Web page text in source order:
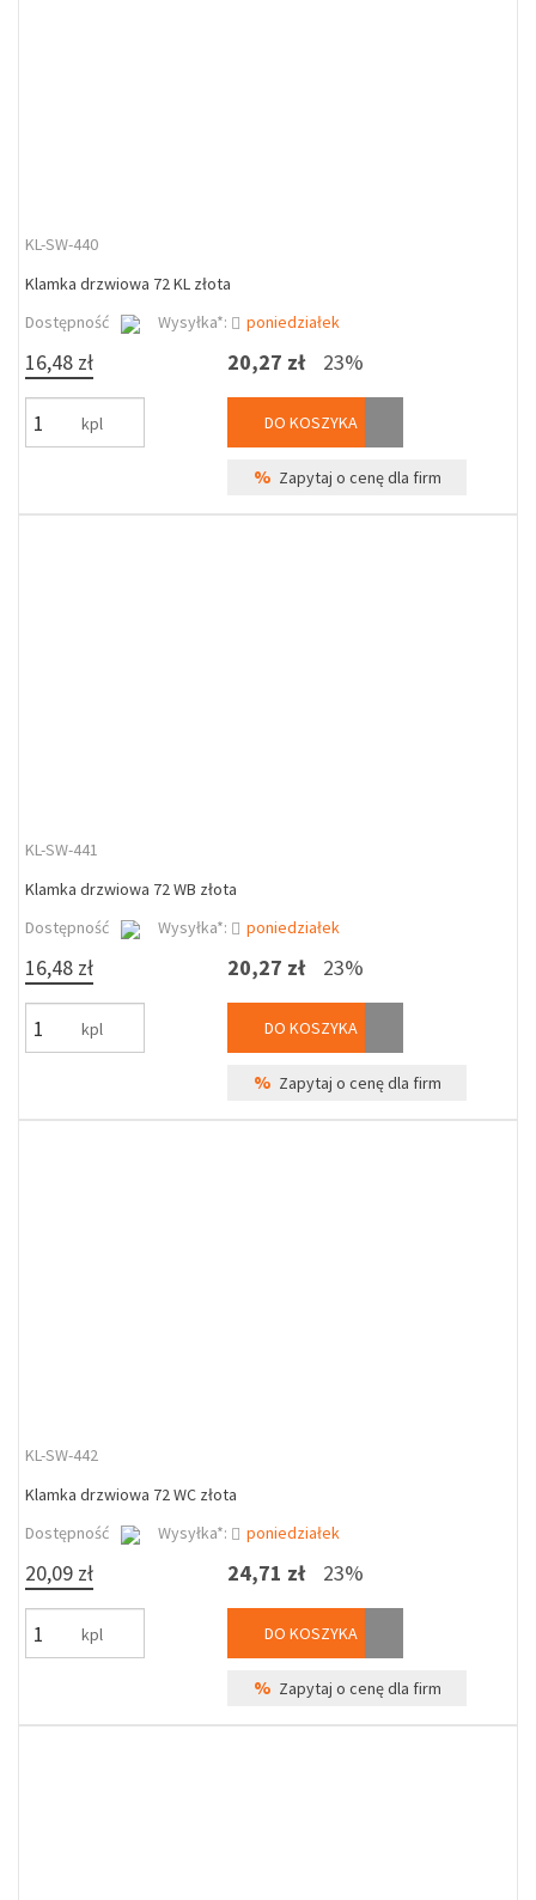
KL-SW-440
Klamka drzwiowa 72 KL złota
Dostępność
Wysyłka*: poniedziałek
16,48 zł
kpl
20,27 zł 23%
DO KOSZYKA
% Zapytaj o cenę dla firm
KL-SW-441
Klamka drzwiowa 72 WB złota
Dostępność
Wysyłka*: poniedziałek
16,48 zł
kpl
20,27 zł 23%
DO KOSZYKA
% Zapytaj o cenę dla firm
KL-SW-442
Klamka drzwiowa 72 WC złota
Dostępność
Wysyłka*: poniedziałek
20,09 zł
kpl
24,71 zł 23%
DO KOSZYKA
% Zapytaj o cenę dla firm